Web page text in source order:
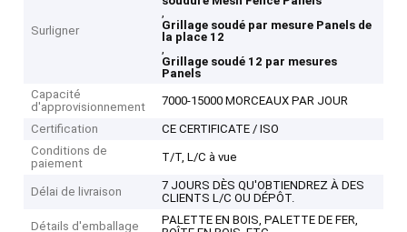
Surligner
,
Grillage soudé par mesure Panels de
la place 12
,
Grillage soudé 12 par mesures
Panels
Capacité
d'approvisionnement
7000-15000 MORCEAUX PAR JOUR
Certification
CE CERTIFICATE / ISO
Conditions de
paiement
T/T, L/C à vue
Délai de livraison
7 JOURS DÈS QU'OBTIENDREZ À DES
CLIENTS L/C OU DÉPÔT.
Détails d'emballage
PALETTE EN BOIS, PALETTE DE FER,